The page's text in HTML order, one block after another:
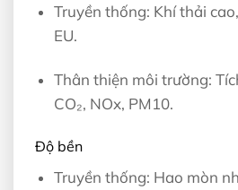
Truyền thống: Khí thải
EU.
Thân thiện môi trường:
CO₂, NOx, PM10.
Độ bền
Truyền thống: Hao mòn